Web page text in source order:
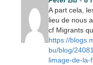
A part cela,
lieu de nous
cf Migrants
https://
bu/blog/
limage-de-la-